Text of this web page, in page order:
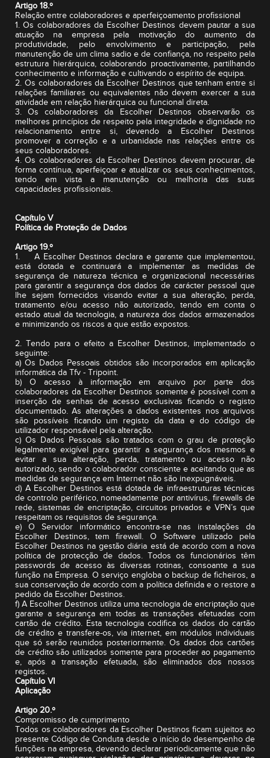
Artigo 18.º
Relação entre colaboradores e aperfeiçoamento profissional
1. Os colaboradores da Escolher Destinos devem pautar a sua
atuação na empresa pela motivação do aumento da
produtividade, pelo envolvimento e participação, pela
manutenção de um clima sadio e de confiança, no respeito pela
estrutura hierárquica, colaborando proactivamente, partilhando
conhecimento e informação e cultivando o espírito de equipa.
2. Os colaboradores da Escolher Destinos que tenham entre si
relações familiares ou equivalentes não devem exercer a sua
atividade em relação hierárquica ou funcional direta.
3. Os colaboradores da Escolher Destinos observarão os
melhores princípios de respeito pela integridade e dignidade no
relacionamento entre si, devendo a Escolher Destinos
promover a correção e a urbanidade nas relações entre os
seus colaboradores.
4. Os colaboradores da Escolher Destinos devem procurar, de
forma contínua, aperfeiçoar e atualizar os seus conhecimentos,
tendo em vista a manutenção ou melhoria das suas
capacidades profissionais.
Capítulo V
Política de Proteção de Dados
Artigo 19.º
1. A Escolher Destinos declara e garante que implementou,
está dotada e continuará a implementar as medidas de
segurança de natureza técnica e organizacional necessárias
para garantir a segurança dos dados de carácter pessoal que
lhe sejam fornecidos visando evitar a sua alteração, perda,
tratamento e/ou acesso não autorizado, tendo em conta o
estado atual da tecnologia, a natureza dos dados armazenados
e minimizando os riscos a que estão expostos.
2. Tendo para o efeito a Escolher Destinos, implementado o
seguinte:
a) Os Dados Pessoais obtidos são incorporados em aplicação
informática da Tfv - Tripoint.
b) O acesso à informação em arquivo por parte dos
colaboradores da Escolher Destinos somente é possível com a
inserção de senhas de acesso exclusivas ficando o registo
documentado. As alterações a dados existentes nos arquivos
são possíveis ficando um registo da data e do código de
utilizador responsável pela alteração.
c) Os Dados Pessoais são tratados com o grau de proteção
legalmente exigível para garantir a segurança dos mesmos e
evitar a sua alteração, perda, tratamento ou acesso não
autorizado, sendo o colaborador consciente e aceitando que as
medidas de segurança em Internet não são inexpugnáveis.
d) A Escolher Destinos está dotada de infraestruturas técnicas
de controlo periférico, nomeadamente por antivírus, firewalls de
rede, sistemas de encriptação, circuitos privados e VPN’s que
respeitam os requisitos de segurança.
e) O Servidor informático encontra-se nas instalações da
Escolher Destinos, tem firewall. O Software utilizado pela
Escolher Destinos na gestão diária está de acordo com a nova
política de protecção de dados. Todos os funcionários têm
passwords de acesso às diversas rotinas, consoante a sua
função na Empresa. O serviço engloba o backup de ficheiros, a
sua conservação de acordo com a política definida e o restore a
pedido da Escolher Destinos.
f) A Escolher Destinos utiliza uma tecnologia de encriptação que
garante a segurança em todas as transações efetuadas com
cartão de crédito. Esta tecnologia codifica os dados do cartão
de crédito e transfere-os, via internet, em módulos individuais
que só serão reunidos posteriormente. Os dados dos cartões
de crédito são utilizados somente para proceder ao pagamento
e, após a transação efetuada, são eliminados dos nossos
registos.
Capítulo VI
Aplicação
Artigo 20.º
Compromisso de cumprimento
Todos os colaboradores da Escolher Destinos ficam sujeitos ao
presente Código de Conduta desde o início do desempenho de
funções na empresa, devendo declarar periodicamente que não